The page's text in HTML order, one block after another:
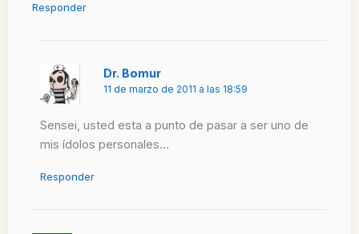
Responder
Dr. Bomur
11 de marzo de 2011 a las 18:59
Sensei, usted esta a punto de pasar a ser uno de
mis ídolos personales…
Responder